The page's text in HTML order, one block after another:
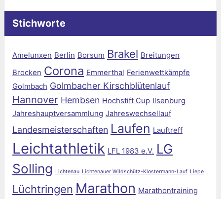
Stichworte
Amelunxen Berlin Borsum Brakel Breitungen
Brocken Corona Emmerthal Ferienwettkämpfe
Golmbach Golmbacher Kirschblütenlauf
Hannover Hembsen Hochstift Cup Ilsenburg
Jahreshauptversammlung Jahreswechsellauf
Landesmeisterschaften Laufen Lauftreff
Leichtathletik LFL 1983 e.V. LG
Solling
Lichtenau Lichtenauer Wildschütz-Klostermann-Lauf Liepe
Lüchtringen Marathon Marathontraining